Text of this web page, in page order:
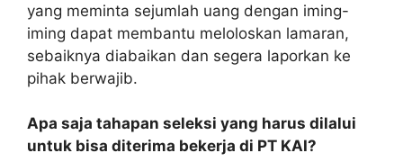
yang meminta sejumlah uang dengan iming-
iming dapat membantu meloloskan lamaran,
sebaiknya diabaikan dan segera laporkan ke
pihak berwajib.
Apa saja tahapan seleksi yang harus dilalui
untuk bisa diterima bekerja di PT KAI?